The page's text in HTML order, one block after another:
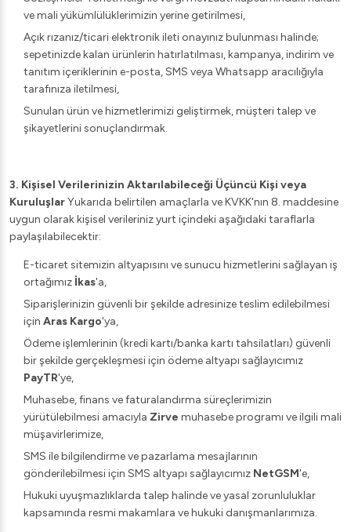
ve mali yükümlülüklerimizin yerine getirilmesi,
Açık rızanız/ticari elektronik ileti onayınız bulunması halinde;
sepetinizde kalan ürünlerin hatırlatılması, kampanya, indirim ve
tanıtım içeriklerinin e-posta, SMS veya Whatsapp aracılığıyla
tarafınıza iletilmesi,
Sunulan ürün ve hizmetlerimizi geliştirmek, müşteri talep ve
şikayetlerini sonuçlandırmak.
3. Kişisel Verilerinizin Aktarılabileceği Üçüncü Kişi veya
KuruluşlarYukarıda belirtilen amaçlarla ve KVKK'nın 8. maddesine
uygun olarak kişisel verileriniz yurt içindeki aşağıdaki taraflarla
paylaşılabilecektir:
E-ticaret sitemizin altyapısını ve sunucu hizmetlerini sağlayan iş
ortağımız İkas'a,
Siparişlerinizin güvenli bir şekilde adresinize teslim edilebilmesi
için Aras Kargo'ya,
Ödeme işlemlerinin (kredi kartı/banka kartı tahsilatları) güvenli
bir şekilde gerçekleşmesi için ödeme altyapı sağlayıcımız
PayTR'ye,
Muhasebe, finans ve faturalandırma süreçlerimizin
yürütülebilmesi amacıyla Zirve muhasebe programı ve ilgili mali
müşavirlerimize,
SMS ile bilgilendirme ve pazarlama mesajlarının
gönderilebilmesi için SMS altyapı sağlayıcımız NetGSM'e,
Hukuki uyuşmazlıklarda talep halinde ve yasal zorunluluklar
kapsamında resmi makamlara ve hukuki danışmanlarımıza.